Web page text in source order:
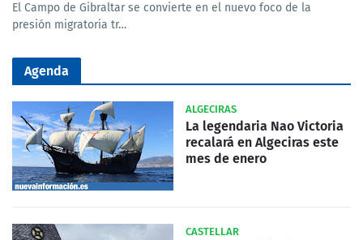
El Campo de Gibraltar se convierte en el nuevo foco de la
presión migratoria tr…
Agenda
ALGECIRAS
La legendaria Nao Victoria
recalará en Algeciras este
mes de enero
CASTELLAR